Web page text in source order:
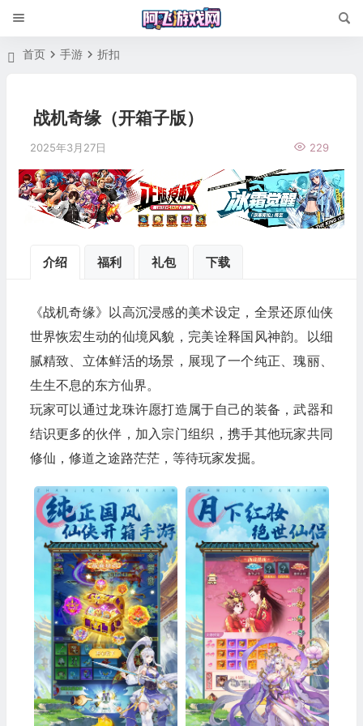
首页 手游 折扣
战机奇缘（开箱子版）
2025年3月27日 229
介绍 福利 礼包 下载
《战机奇缘》以高沉浸感的美术设定，全景还原仙侠
世界恢宏生动的仙境风貌，完美诠释国风神韵。以细
腻精致、立体鲜活的场景，展现了一个纯正、瑰丽、
生生不息的东方仙界。
玩家可以通过龙珠许愿打造属于自己的装备，武器和
结识更多的伙伴，加入宗门组织，携手其他玩家共同
修仙，修道之途路茫茫，等待玩家发掘。